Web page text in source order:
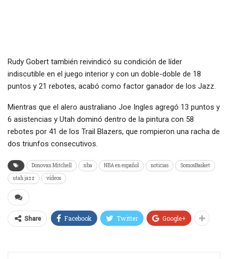
Rudy Gobert también reivindicó su condición de líder
indiscutible en el juego interior y con un doble-doble de 18
puntos y 21 rebotes, acabó como factor ganador de los Jazz.
Mientras que el alero australiano Joe Ingles agregó 13 puntos y
6 asistencias y Utah dominó dentro de la pintura con 58
rebotes por 41 de los Trail Blazers, que rompieron una racha de
dos triunfos consecutivos.
Donovan Mitchell nba NBA en español noticias
SomosBasket
utah jazz
vídeos
Share Facebook Twitter Google+